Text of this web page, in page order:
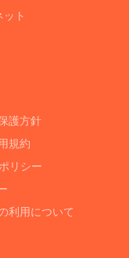
ト
護方針
規約
リシー
利用について